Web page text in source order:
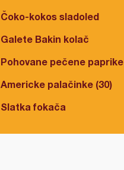
Čoko-kokos sladoled
Galete Bakin kolač
Pohovane pečene paprike
Americke palačinke (30)
Slatka fokača